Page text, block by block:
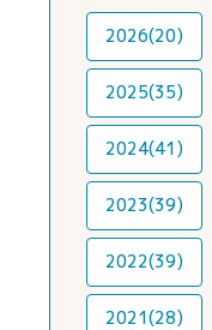
2026(20)
2025(35)
2024(41)
2023(39)
2022(39)
2021(28)